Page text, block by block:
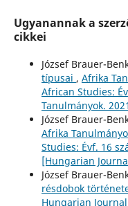
Ugyanannak a
cikkei
József Brauer-
típusai , Afrika
African Studies:
Tanulmányok.
József Brauer-
Afrika
Studies: Évf. 16
[Hungarian
József Brauer-
résdobok
Hungarian